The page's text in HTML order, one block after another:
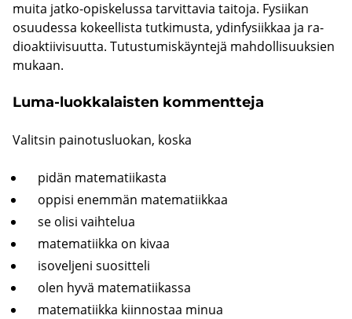
muita jatko-​opiskelussa tar­vit­ta­via tai­to­ja. Fy­sii­kan
osuu­des­sa ko­keel­lis­ta tut­ki­mus­ta, ydin­fy­siik­kaa ja ra­
dio­ak­tii­vi­suut­ta. Tu­tus­tu­mis­käyn­te­jä mah­dol­li­suuk­sien
mu­kaan.
Luma-​luokkalaisten kom­ment­te­ja
Va­lit­sin pai­no­tus­luo­kan, koska
pidän ma­te­ma­tii­kas­ta
op­pi­si enem­män ma­te­ma­tiik­kaa
se olisi vaih­te­lua
ma­te­ma­tiik­ka on kivaa
iso­vel­je­ni suo­sit­te­li
olen hyvä ma­te­ma­tii­kas­sa
ma­te­ma­tiik­ka kiin­nos­taa minua